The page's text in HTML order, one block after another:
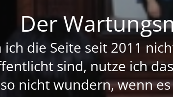
Der
ich die Seite seit 2011
sind, nutze ich
nicht wundern, wenn